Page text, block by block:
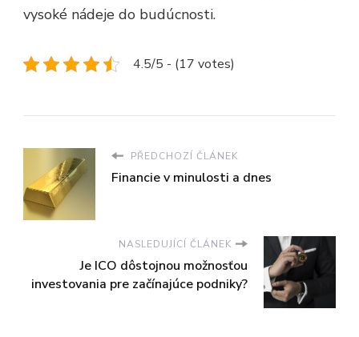
vysoké nádeje do budúcnosti.
4.5/5 - (17 votes)
PŘEDCHOZÍ ČLÁNEK
Financie v minulosti a dnes
NASLEDUJÍCÍ ČLÁNEK
Je ICO dôstojnou možnosťou
investovania pre začínajúce podniky?